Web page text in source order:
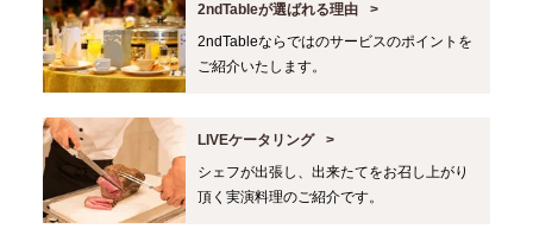
2ndTableが選ばれる理由
2ndTableならではのサービスのポイントを
ご紹介いたします。
LIVEケータリング
シェフが出張し、出来たてをお召し上がり
頂く実演料理のご紹介です。